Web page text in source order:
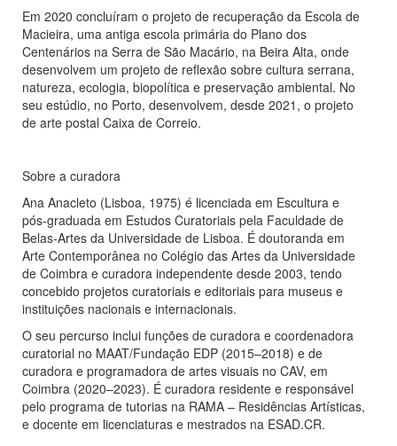
Em 2020 concluíram o projeto de recuperação da Escola de
Macieira, uma antiga escola primária do Plano dos
Centenários na Serra de São Macário, na Beira Alta, onde
desenvolvem um projeto de reflexão sobre cultura serrana,
natureza, ecologia, biopolítica e preservação ambiental. No
seu estúdio, no Porto, desenvolvem, desde 2021, o projeto
de arte postal Caixa de Correio.
Sobre a curadora
Ana Anacleto (Lisboa, 1975) é licenciada em Escultura e
pós-graduada em Estudos Curatoriais pela Faculdade de
Belas-Artes da Universidade de Lisboa. É doutoranda em
Arte Contemporânea no Colégio das Artes da Universidade
de Coimbra e curadora independente desde 2003, tendo
concebido projetos curatoriais e editoriais para museus e
instituições nacionais e internacionais.
O seu percurso inclui funções de curadora e coordenadora
curatorial no MAAT/Fundação EDP (2015–2018) e de
curadora e programadora de artes visuais no CAV, em
Coimbra (2020–2023). É curadora residente e responsável
pelo programa de tutorias na RAMA – Residências Artísticas,
e docente em licenciaturas e mestrados na ESAD.CR.